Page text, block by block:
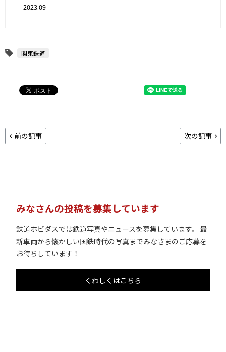
2023.09
関東鉄道
前の記事 次の記事
みなさんの投稿を募集しています
鉄道ホビダスでは鉄道写真やニュースを募集しています。 最
新車両から懐かしい国鉄時代の写真までみなさまのご応募を
お待ちしています！
くわしくはこちら